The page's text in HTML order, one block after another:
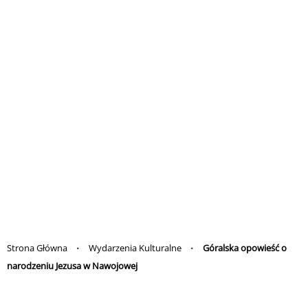
Strona Główna Wydarzenia Kulturalne
Góralska opowieść o
narodzeniu Jezusa w Nawojowej